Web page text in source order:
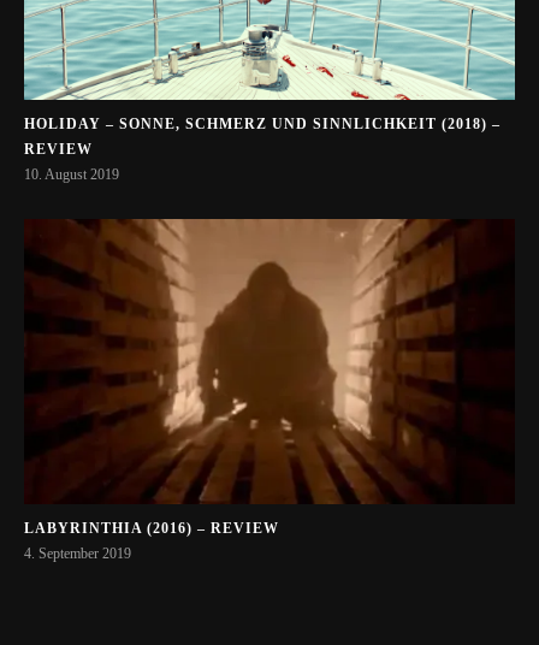
HOLIDAY – SONNE, SCHMERZ UND SINNLICHKEIT (2018) –
REVIEW
10. August 2019
LABYRINTHIA (2016) – REVIEW
4. September 2019